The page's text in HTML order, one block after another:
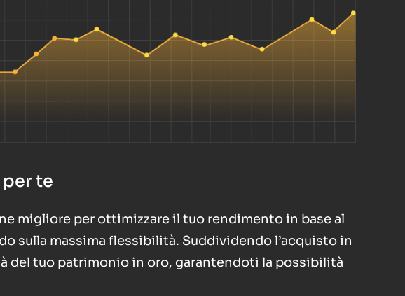
te
migliore per ottimizzare il tuo rendimento in base al
sulla massima flessibilità. Suddividendo l’acquisto in
tuo patrimonio in oro, garantendoti la possibilità